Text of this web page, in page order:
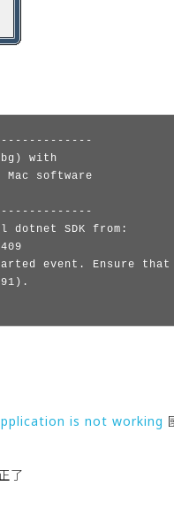
with
software
dotnet SDK from:
event. Ensure
is not working
了